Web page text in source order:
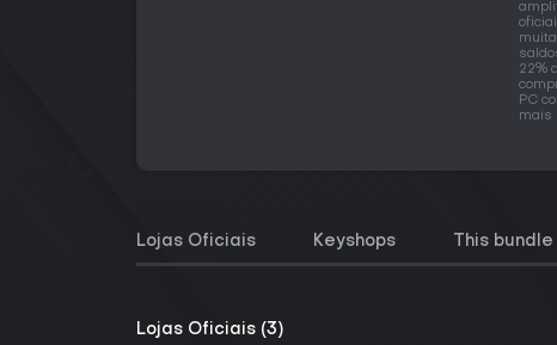
22%
PC
mais
Lojas Oficiais Keyshops This
Lojas Oficiais (3)